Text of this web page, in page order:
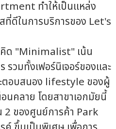
ทำให้เป็นแหล่ง
ที่ดีในการบริการของ Let's
ด "Minimalist" เน้น
รวมทั้งเฟอร์นิเจอร์ของและ
ตอบสนอง lifestyle ของผู้
นคลาย โดยสาขาเอกมัยนี้
2 ของศูนย์การค้า Park